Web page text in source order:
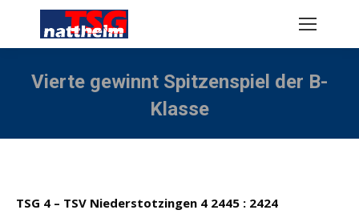
Vierte gewinnt Spitzenspiel der B-
Klasse
TSG 4 – TSV Niederstotzingen 4 2445 : 2424